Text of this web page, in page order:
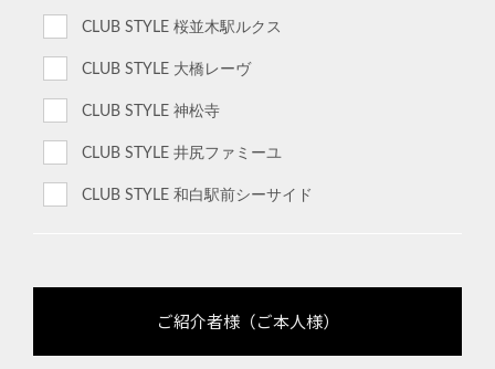
CLUB STYLE 桜並木駅ルクス
CLUB STYLE 大橋レーヴ
CLUB STYLE 神松寺
CLUB STYLE 井尻ファミーユ
CLUB STYLE 和白駅前シーサイド
ご紹介者様（ご本人様）